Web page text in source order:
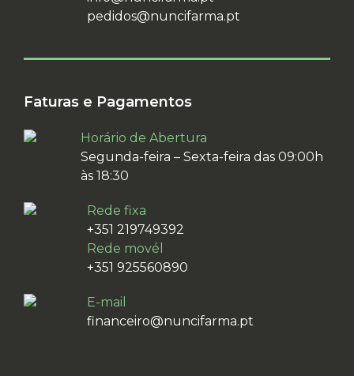
pedidos@nuncifarma.pt
Faturas e Pagamentos
Horário de Abertura
Segunda-feira – Sexta-feira das 09:00h
às 18:30
Rede fixa
+351 219749392
Rede movél
+351 925560890
E-mail
financeiro@nuncifarma.pt